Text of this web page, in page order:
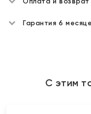
Гарантия 6
С этим